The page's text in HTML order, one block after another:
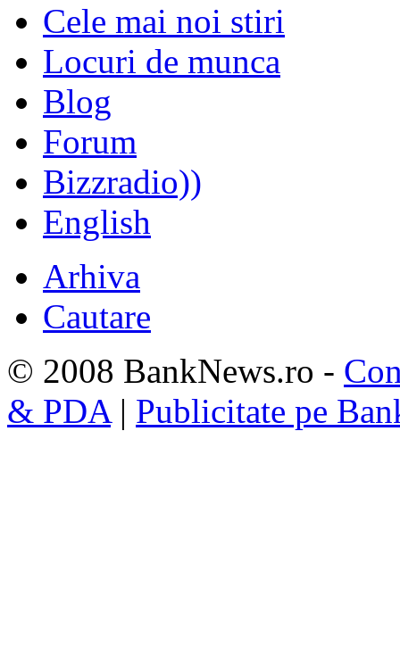
Cele mai noi stiri
Locuri de munca
Blog
Forum
Bizzradio))
English
Arhiva
Cautare
© 2008 BankNews.ro -
& PDA| Publicitate pe